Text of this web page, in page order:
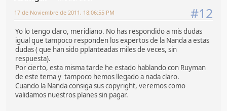
#12
17 de Noviembre de 2011, 18:06:55 PM
Yo lo tengo claro, meridiano. No has respondido a mis dudas
igual que tampoco responden los expertos de la Nanda a estas
dudas ( que han sido pplanteadas miles de veces, sin
respuesta).
Por cierto, esta misma tarde he estado hablando con Ruyman
de este tema y tampoco hemos llegado a nada claro.
Cuando la Nanda consiga sus copyright, veremos como
validamos nuestros planes sin pagar.